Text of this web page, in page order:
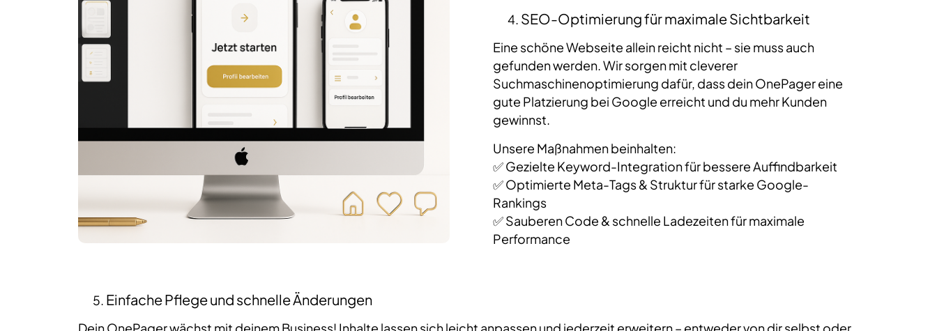
SEO-Optimierung für maximale Sichtbarkeit
Eine schöne Webseite allein reicht nicht – sie muss auch
gefunden werden. Wir sorgen mit cleverer
Suchmaschinenoptimierung dafür, dass dein OnePager eine
gute Platzierung bei Google erreicht und du mehr Kunden
gewinnst.
Unsere Maßnahmen beinhalten:
✅ Gezielte Keyword-Integration für bessere Auffindbarkeit
✅ Optimierte Meta-Tags & Struktur für starke Google-
Rankings
✅ Sauberen Code & schnelle Ladezeiten für maximale
Performance
Einfache Pflege und schnelle Änderungen